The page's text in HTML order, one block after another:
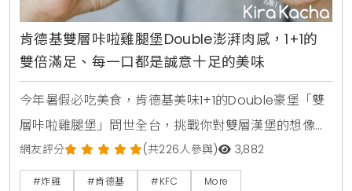
肯德基雙層咔啦雞腿堡Double澎湃肉感，1+1的
雙倍滿足、每一口都是誠意十足的美味
今年暑假必吃美食，肯德基美味1+1的Double豪堡「雙
層咔啦雞腿堡」問世全台，挑戰你對雙層漢堡的想像，
一次提供2塊由肯德基獨家微辣配方醃漬、裹粉、現炸
的100%新鮮手做的原塊雞腿排，搭配清爽脆甜的新鮮萵
網友評分 (共226人參與) 3,882
#炸雞 #肯德基 #KFC More